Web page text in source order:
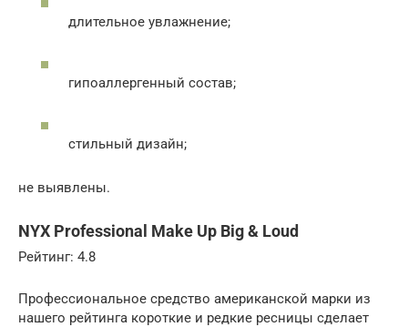
длительное увлажнение;
гипоаллергенный состав;
стильный дизайн;
не выявлены.
NYX Professional Make Up Big & Loud
Рейтинг: 4.8
Профессиональное средство американской марки из
нашего рейтинга короткие и редкие ресницы сделает